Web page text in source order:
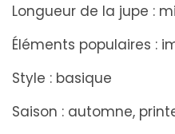
Longueur de la jupe :
Éléments populaires :
Style : basique
Saison : automne,